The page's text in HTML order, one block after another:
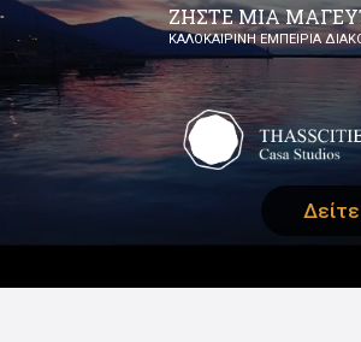
ΖΗΣΤΕ ΜΙΑ
ΚΑΛΟΚΑΙΡΙΝΗ ΕΜΠΕΙΡΙΑ
for: